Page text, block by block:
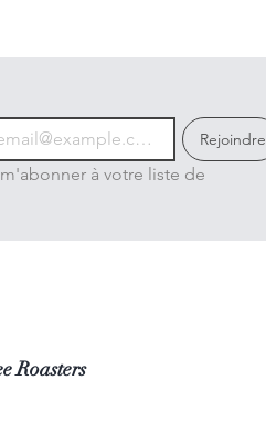
Rejoindre
à votre liste de
Roasters